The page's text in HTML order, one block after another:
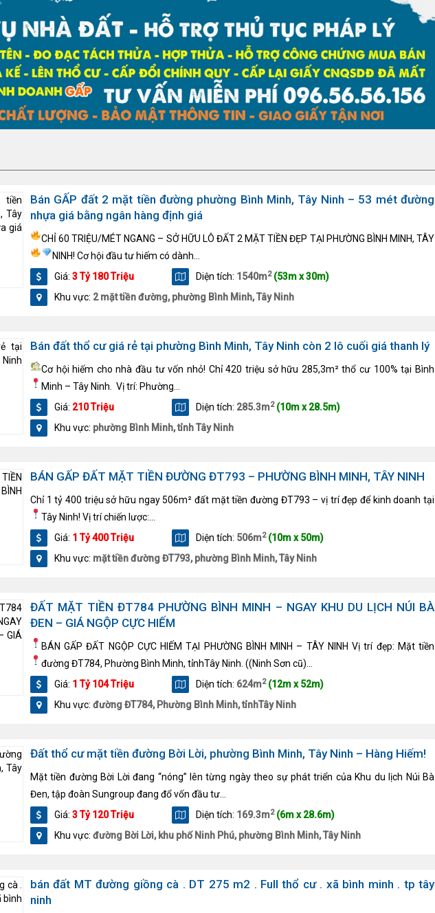
Bán GẤP đất 2 mặt tiền đường phường Bình Minh, Tây Ninh – 53 mét đường
nhựa giá bằng ngân hàng định giá
CHỈ 60 TRIỆU/MÉT NGANG – SỞ HỮU LÔ ĐẤT 2 MẶT TIỀN ĐẸP TẠI PHƯỜNG BÌNH MINH, TÂY
NINH! Cơ hội đầu tư hiếm có dành...
Giá: 3 Tỷ 180 Triệu Diện tích: 1540m2 (53m x 30m)
Khu vực: 2 mặt tiền đường, phường Bình Minh, Tây Ninh
Bán đất thổ cư giá rẻ tại phường Bình Minh, Tây Ninh còn 2 lô cuối giá thanh lý
Cơ hội hiếm cho nhà đầu tư vốn nhỏ! Chỉ 420 triệu sở hữu 285,3m² thổ cư 100% tại Bình
Minh – Tây Ninh. Vị trí: Phường...
Giá: 210 Triệu Diện tích: 285.3m2 (10m x 28.5m)
Khu vực: phường Bình Minh, tỉnh Tây Ninh
BÁN GẤP ĐẤT MẶT TIỀN ĐƯỜNG ĐT793 – PHƯỜNG BÌNH MINH, TÂY NINH
Chỉ 1 tỷ 400 triệu sở hữu ngay 506m² đất mặt tiền đường ĐT793 – vị trí đẹp để kinh doanh tại
Tây Ninh! Vị trí chiến lược:...
Giá: 1 Tỷ 400 Triệu Diện tích: 506m2 (10m x 50m)
Khu vực: mặt tiền đường ĐT793, phường Bình Minh, Tây Ninh
ĐẤT MẶT TIỀN ĐT784 PHƯỜNG BÌNH MINH – NGAY KHU DU LỊCH NÚI BÀ
ĐEN – GIÁ NGỘP CỰC HIẾM
BÁN GẤP ĐẤT NGỘP CỰC HIẾM TẠI PHƯỜNG BÌNH MINH – TÂY NINHVị trí đẹp: Mặt tiền
đường ĐT784, Phường Bình Minh, tỉnhTây Ninh. ((Ninh Sơn cũ)
Giá: 1 Tỷ 104 Triệu Diện tích: 624m2 (12m x 52m)
Khu vực: đường ĐT784, Phường Bình Minh, tỉnhTây Ninh
Đất thổ cư mặt tiền đường Bời Lời, phường Bình Minh, Tây Ninh – Hàng Hiếm!
Mặt tiền đường Bời Lời đang “nóng” lên từng ngày theo sự phát triển của Khu du lịch Núi Bà
Đen, tập đoàn Sungroup đang đổ vốn đầu tư...
Giá: 3 Tỷ 120 Triệu Diện tích: 169.3m2 (6m x 28.6m)
Khu vực: đường Bời Lời, khu phố Ninh Phú, phường Bình Minh, Tây Ninh
bán đất MT đường giồng cà . DT 275 m2 . Full thổ cư . xã bình minh . tp tây
ninh